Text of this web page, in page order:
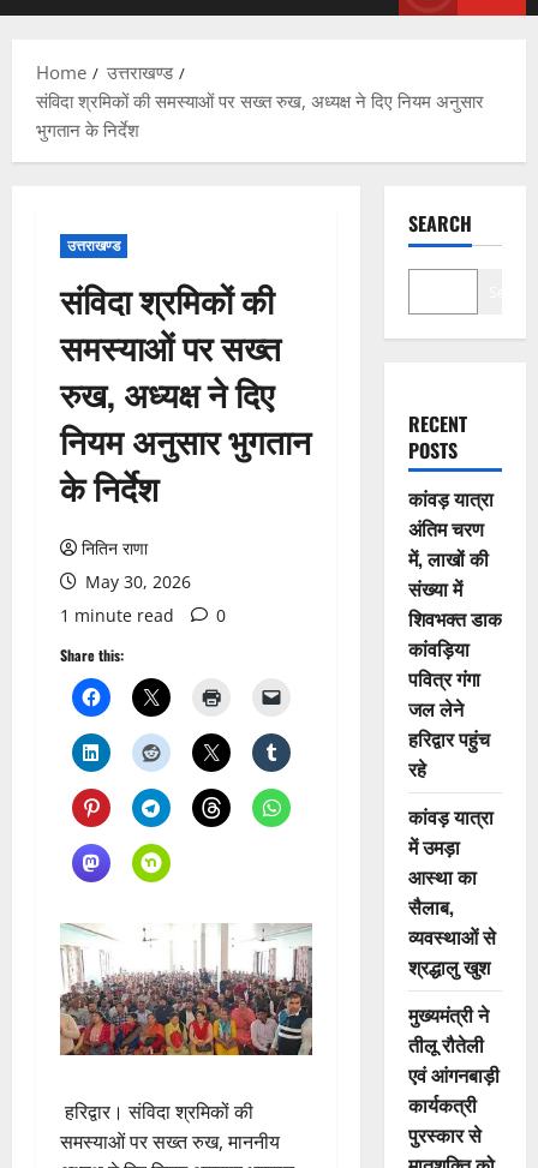
Home
उत्तराखण्ड
संविदा श्रमिकों की समस्याओं पर सख्त रुख, अध्यक्ष ने दिए नियम अनुसार
भुगतान के निर्देश
उत्तराखण्ड
संविदा श्रमिकों की
समस्याओं पर सख्त
रुख, अध्यक्ष ने दिए
नियम अनुसार भुगतान
के निर्देश
नितिन राणा
May 30, 2026
1 minute read
0
Share this:
हरिद्वार। संविदा श्रमिकों की
समस्याओं पर सख्त रुख, माननीय
SEARCH
RECENT
POSTS
कांवड़ यात्रा
अंतिम चरण
में, लाखों की
संख्या में
शिवभक्त डाक
कांवड़िया
पवित्र गंगा
जल लेने
हरिद्वार पहुंच
रहे
कांवड़ यात्रा
में उमड़ा
आस्था का
सैलाब,
व्यवस्थाओं से
श्रद्धालु खुश
मुख्यमंत्री ने
तीलू रौतेली
एवं आंगनबाड़ी
कार्यकत्री
पुरस्कार से